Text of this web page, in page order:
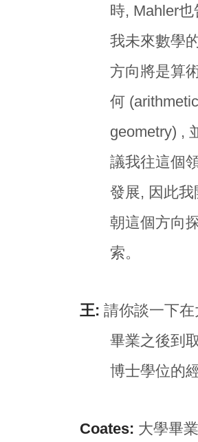
時, Mahler也
我未來數學
方向將是算
何 (arithmetic
geometry) ,
議我往這個
發展, 因此我
朝這個方向
索。
王: 請你談一下在
畢業之後到
博士學位的
Coates: 大學畢